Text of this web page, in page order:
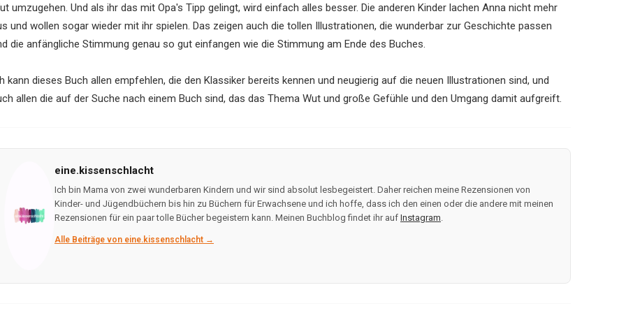
umzugehen. Und als ihr das mit Opa's Tipp gelingt, wird einfach alles besser. Die anderen Kinder lachen Anna nicht mehr
und wollen sogar wieder mit ihr spielen. Das zeigen auch die tollen Illustrationen, die wunderbar zur Geschichte passen
die anfängliche Stimmung genau so gut einfangen wie die Stimmung am Ende des Buches.
kann dieses Buch allen empfehlen, die den Klassiker bereits kennen und neugierig auf die neuen Illustrationen sind, und
allen die auf der Suche nach einem Buch sind, das das Thema Wut und große Gefühle und den Umgang damit aufgreift.
eine.kissenschlacht
Ich bin Mama von zwei wunderbaren Kindern und wir sind absolut lesbegeistert. Daher reichen meine Rezensionen von
Kinder- und Jügendbüchern bis hin zu Büchern für Erwachsene und ich hoffe, dass ich den einen oder die andere mit meinen
Rezensionen für ein paar tolle Bücher begeistern kann. Meinen Buchblog findet ihr auf Instagram.
Alle Beiträge von eine.kissenschlacht →